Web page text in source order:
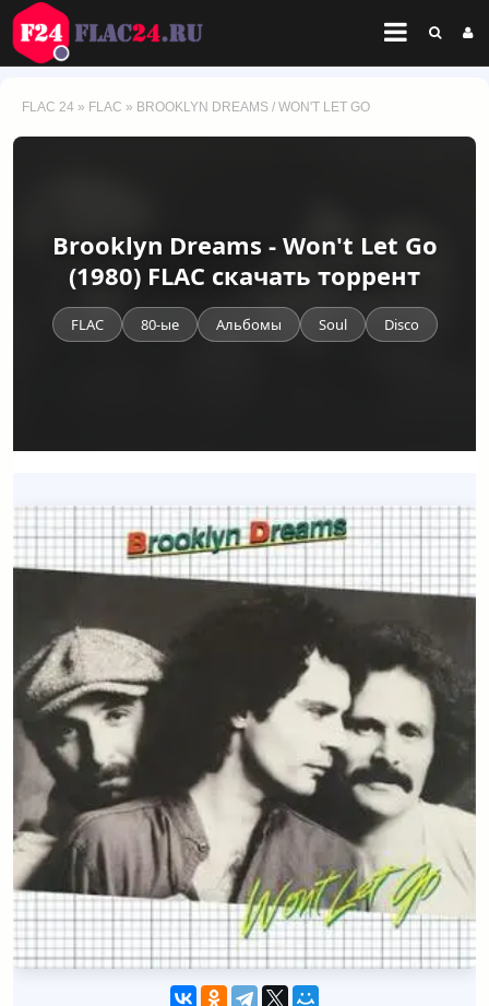
FLAC 24 » FLAC » BROOKLYN DREAMS / WON'T LET GO
Brooklyn Dreams - Won't Let Go
(1980) FLAC скачать торрент
FLAC 80-ые Альбомы Soul Disco